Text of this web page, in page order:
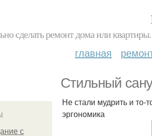
сделать ремонт дома или
главная
Стильный
с
Не стали мудрить и то-
эргономика